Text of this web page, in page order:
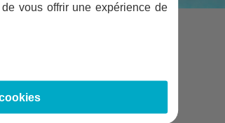
DOSEUSES MICRO PH PACIFIC 3.0 +
vous offrir une expérience de